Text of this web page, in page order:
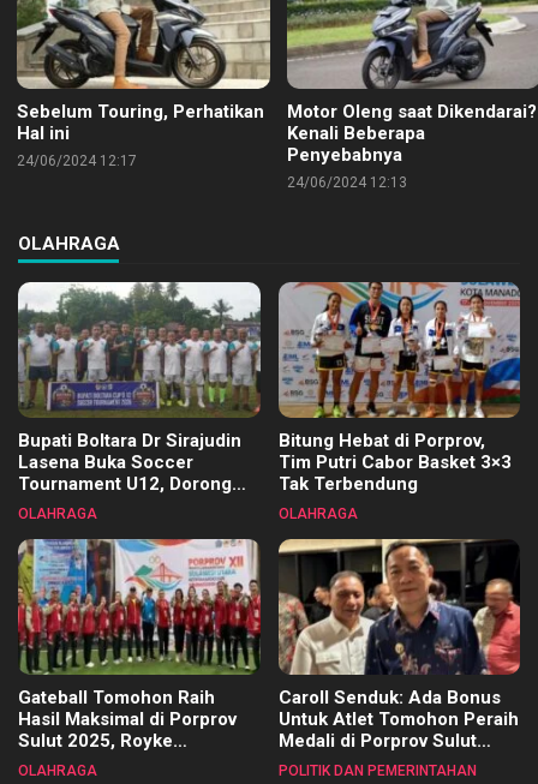
Sebelum Touring, Perhatikan
Hal ini
24/06/2024 12:17
Motor Oleng saat Dikendarai?
Kenali Beberapa
Penyebabnya
24/06/2024 12:13
OLAHRAGA
Bupati Boltara Dr Sirajudin
Lasena Buka Soccer
Tournament U12, Dorong
Pembinaan Merata di Setiap
OLAHRAGA
Bitung Hebat di Porprov,
Tim Putri Cabor Basket 3×3
Tak Terbendung
OLAHRAGA
Gateball Tomohon Raih
Hasil Maksimal di Porprov
Sulut 2025, Royke
Tangkawarouw Ucapkan
OLAHRAGA
Caroll Senduk: Ada Bonus
Untuk Atlet Tomohon Peraih
Medali di Porprov Sulut
2025
POLITIK DAN PEMERINTAHAN